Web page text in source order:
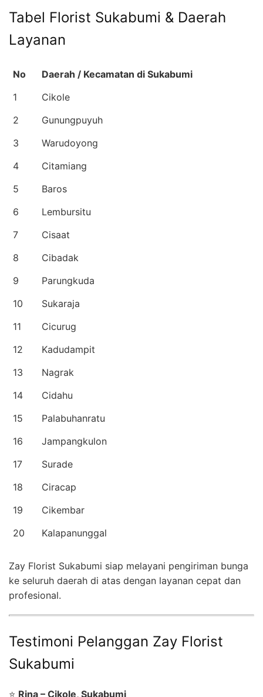
Tabel Florist Sukabumi & Daerah
Layanan
No
Daerah / Kecamatan di Sukabumi
1
Cikole
2
Gunungpuyuh
3
Warudoyong
4
Citamiang
5
Baros
6
Lembursitu
7
Cisaat
8
Cibadak
9
Parungkuda
10
Sukaraja
11
Cicurug
12
Kadudampit
13
Nagrak
14
Cidahu
15
Palabuhanratu
16
Jampangkulon
17
Surade
18
Ciracap
19
Cikembar
20
Kalapanunggal
Zay Florist Sukabumi siap melayani pengiriman bunga
ke seluruh daerah di atas dengan layanan cepat dan
profesional.
Testimoni Pelanggan Zay Florist
Sukabumi
⭐ Rina – Cikole, Sukabumi